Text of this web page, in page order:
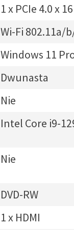
1 x PCIe 4.0 x 16
Wi-Fi 802.11a/
Windows 11
Dwunasta
Nie
Intel Core i9-
Nie
DVD-RW
1 x HDMI